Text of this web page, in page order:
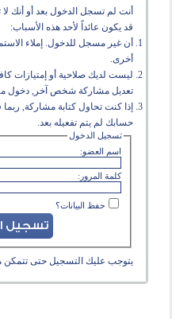
أنت لم تسجل الدخول بعد أو أنك
قد يكون عائداً لأحد هذه الأسباب:
أن غير مسجل للدخول. إملاء
أخرى.
ليست لديك صلاحية أو إمتيازات
تعديل مشاركة شخص آخر, دخول
إذا كنت تحاول كتابة مشاركة,
حسابك لم يتم تفعيله بعد.
تسجيل الدخول
اسم العضو:
كلمة المرور:
حفظ البيانات؟
يتوجب عليك التسجيل حتى تتمكن